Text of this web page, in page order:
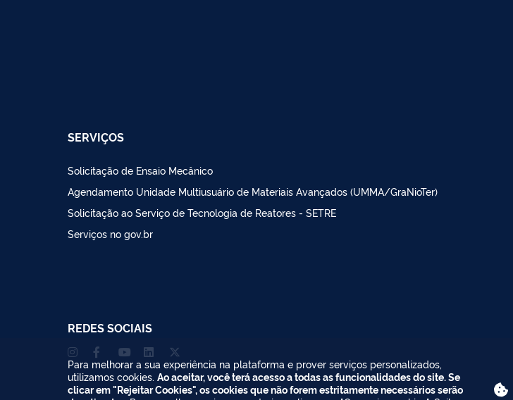
SERVIÇOS
Solicitação de Ensaio Mecânico
Agendamento Unidade Multiusuário de Materiais Avançados (UMMA/GraNioTer)
Solicitação ao Serviço de Tecnologia de Reatores - SETRE
Serviços no gov.br
REDES SOCIAIS
Para melhorar a sua experiência na plataforma e prover serviços personalizados,
utilizamos cookies. Ao aceitar, você terá acesso a todas as funcionalidades do site. Se
clicar em "Rejeitar Cookies", os cookies que não forem estritamente necessários serão